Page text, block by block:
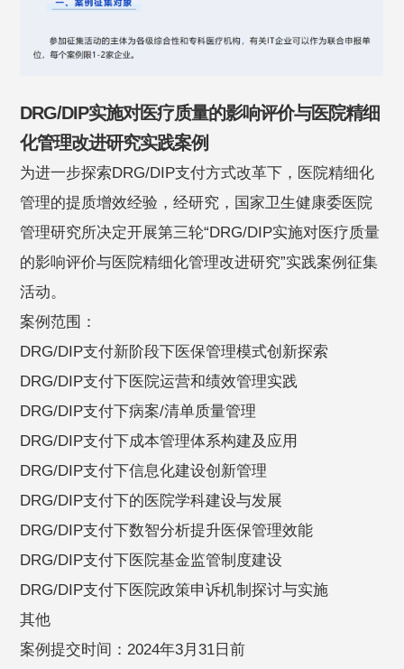
DRG/DIP实施对医疗质量的影响评价与医院精细
化管理改进研究实践案例
为进一步探索DRG/DIP支付方式改革下，医院精细化
管理的提质增效经验，经研究，国家卫生健康委医院
管理研究所决定开展第三轮“DRG/DIP实施对医疗质量
的影响评价与医院精细化管理改进研究”实践案例征集
活动。
案例范围：
DRG/DIP支付新阶段下医保管理模式创新探索
DRG/DIP支付下医院运营和绩效管理实践
DRG/DIP支付下病案/清单质量管理
DRG/DIP支付下成本管理体系构建及应用
DRG/DIP支付下信息化建设创新管理
DRG/DIP支付下的医院学科建设与发展
DRG/DIP支付下数智分析提升医保管理效能
DRG/DIP支付下医院基金监管制度建设
DRG/DIP支付下医院政策申诉机制探讨与实施
其他
案例提交时间：2024年3月31日前